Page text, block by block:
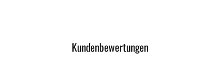
Kundenbewertungen